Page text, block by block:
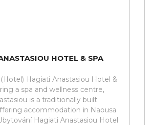
HOTEL & SPA
Hagiati Anastasiou Hotel &
a spa and wellness centre,
is a traditionally built
accommodation in Naousa
Hagiati Anastasiou Hotel